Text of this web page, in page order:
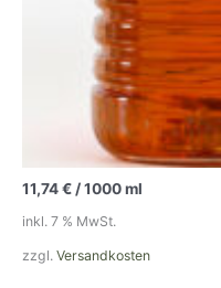
11,74€ /1000ml
inkl. 7 % MwSt.
zzgl. Versandkosten